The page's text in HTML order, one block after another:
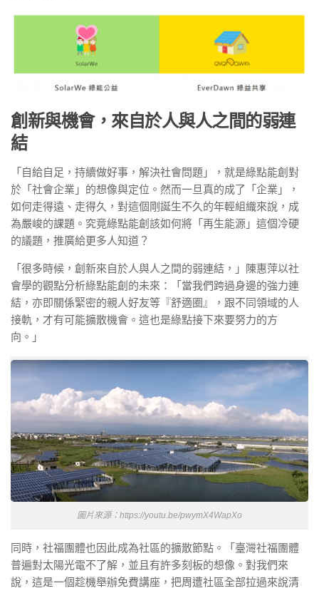
創新與機會，來自於人與人之間的弱連
結
「自給自足，持續做好事，解決社會問題」，就是綠點能創對
於「社會企業」的想像與定位。然而一旦真的成了「企業」，
如何走得遠、走得久，對這個剛誕生不久的年輕組織來說，成
為嚴峻的課題。究竟綠點能創該如何將「再生能源」這個冷硬
的議題，推廣給更多人知道？
「很多時候，創新來自於人與人之間的弱連結，」陳惠萍以社
會學的觀點分析綠點能創的未來：「當我們跨過身邊的強力連
結，亦即關係緊密的親人好友等『舒適圈』，跟不同領域的人
接軌，才有可能擴散機會。這也是綠點接下來要努力的方
向。」
圖片來源：https://youtu.be/pwymX4WapXo
同時，社福團體也因此成為社區的擴散節點。「臺灣社福團體
普遍對太陽光電不了解，並且有許多刻板的想像。對我們來
說，這是一個趁機舉辦免費講座，把周遭社區全部拉過來說清